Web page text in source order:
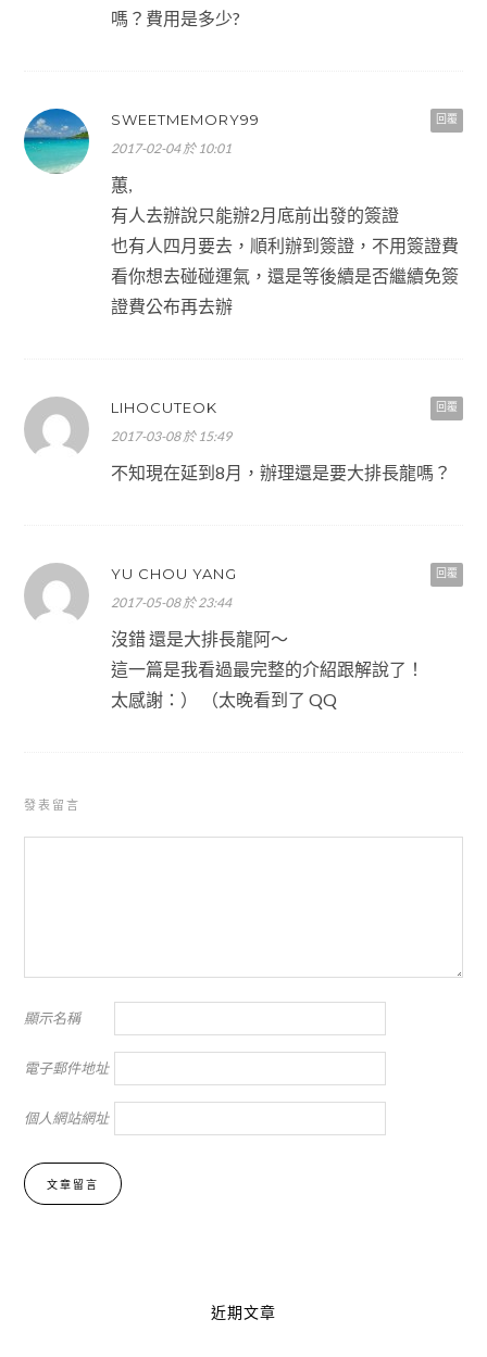
嗎？費用是多少?
回覆
SWEETMEMORY99
2017-02-04 於 10:01
蕙,
有人去辦說只能辦2月底前出發的簽證
也有人四月要去，順利辦到簽證，不用簽證費
看你想去碰碰運氣，還是等後續是否繼續免簽
證費公布再去辦
回覆
LIHOCUTEOK
2017-03-08 於 15:49
不知現在延到8月，辦理還是要大排長龍嗎？
回覆
YU CHOU YANG
2017-05-08 於 23:44
沒錯 還是大排長龍阿～
這一篇是我看過最完整的介紹跟解說了！
太感謝：） （太晚看到了 QQ
發表留言
顯示名稱
電子郵件地址
個人網站網址
近期文章